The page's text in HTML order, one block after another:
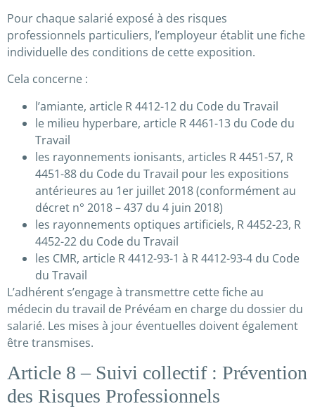
Pour chaque salarié exposé à des risques
professionnels particuliers, l’employeur établit une fiche
individuelle des conditions de cette exposition.
Cela concerne :
l’amiante, article R 4412-12 du Code du Travail
le milieu hyperbare, article R 4461-13 du Code du
Travail
les rayonnements ionisants, articles R 4451-57, R
4451-88 du Code du Travail pour les expositions
antérieures au 1er juillet 2018 (conformément au
décret n° 2018 – 437 du 4 juin 2018)
les rayonnements optiques artificiels, R 4452-23, R
4452-22 du Code du Travail
les CMR, article R 4412-93-1 à R 4412-93-4 du Code
du Travail
L’adhérent s’engage à transmettre cette fiche au
médecin du travail de Prévéam en charge du dossier du
salarié. Les mises à jour éventuelles doivent également
être transmises.
Article 8 – Suivi collectif : Prévention
des Risques Professionnels